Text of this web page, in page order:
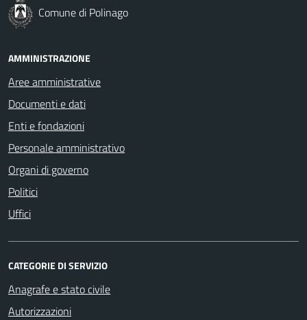
Comune di Polinago
AMMINISTRAZIONE
Aree amministrative
Documenti e dati
Enti e fondazioni
Personale amministrativo
Organi di governo
Politici
Uffici
CATEGORIE DI SERVIZIO
Anagrafe e stato civile
Autorizzazioni